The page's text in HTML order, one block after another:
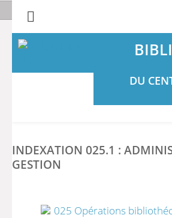
DU
INDEXATION 025.1 :
GESTION
025 Opérations